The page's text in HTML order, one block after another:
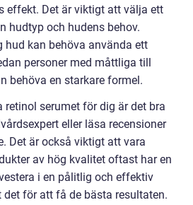
effekt. Det är viktigt att välja ett
hudtyp och hudens behov.
hud kan behöva använda ett
personer med måttliga till
behöva en starkare formel.
retinol serumet för dig är det bra
eller läsa recensioner
Det är också viktigt att vara
av hög kvalitet oftast har en
i en pålitlig och effektiv
det för att få de bästa resultaten.